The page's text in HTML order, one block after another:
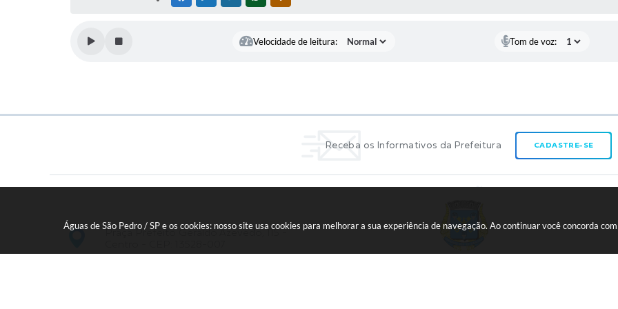
Águas de São Pedro / SP e os cookies: nosso site usa cookies para melhorar a sua experiência de navegação. Ao continuar você concorda
Velocidade de leitura: Tom de voz:
Receba os Informativos da Prefeitura CADASTRE-SE
Praça Prefeito Geraldo Azevedo, 115 -